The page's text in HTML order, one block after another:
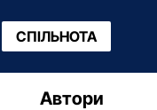
СПІЛЬНОТА
Автори